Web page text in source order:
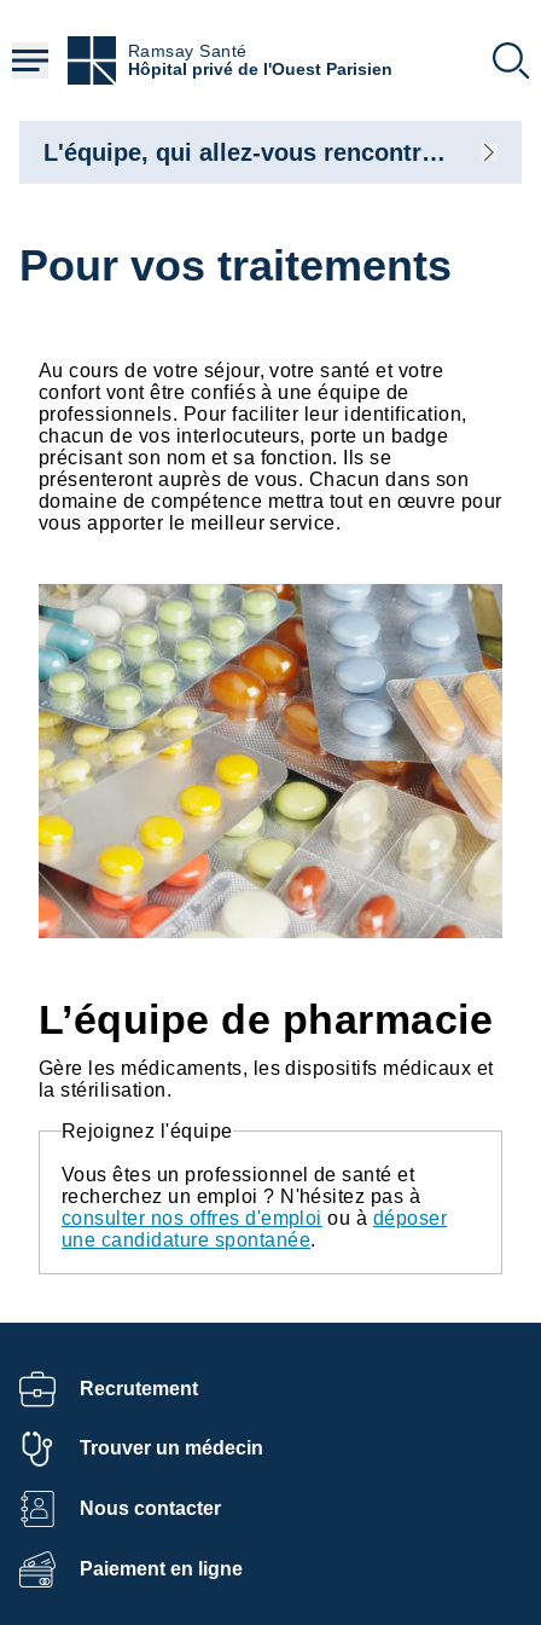
contenu
principal
Ramsay Santé
Hôpital privé de l'Ouest Parisien
Pour vos traitements
Au cours de votre séjour, votre santé et votre
confort vont être confiés à une équipe de
professionnels. Pour faciliter leur identification,
chacun de vos interlocuteurs, porte un badge
précisant son nom et sa fonction. Ils se
présenteront auprès de vous. Chacun dans son
domaine de compétence mettra tout en œuvre pour
vous apporter le meilleur service.
L’équipe de pharmacie
Gère les médicaments, les dispositifs médicaux et
la stérilisation.
Rejoignez l'équipe
Vous êtes un professionnel de santé et
recherchez un emploi ? N'hésitez pas à
consulter nos offres d'emploi ou à déposer
une candidature spontanée.
L'équipe, qui allez-vous rencontrer ?
Recrutement
Trouver un médecin
Nous contacter
Paiement en ligne